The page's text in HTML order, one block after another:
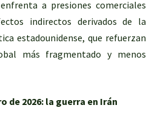
a presiones comerciales
indirectos derivados de la
estadounidense, que refuerzan
más fragmentado y menos
de 2026: la guerra en Irán